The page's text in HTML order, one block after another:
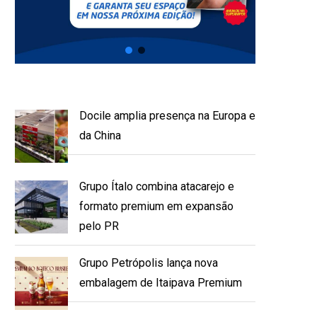
Docile amplia presença na Europa e
da China
Grupo Ítalo combina atacarejo e
formato premium em expansão
pelo PR
Grupo Petrópolis lança nova
embalagem de Itaipava Premium